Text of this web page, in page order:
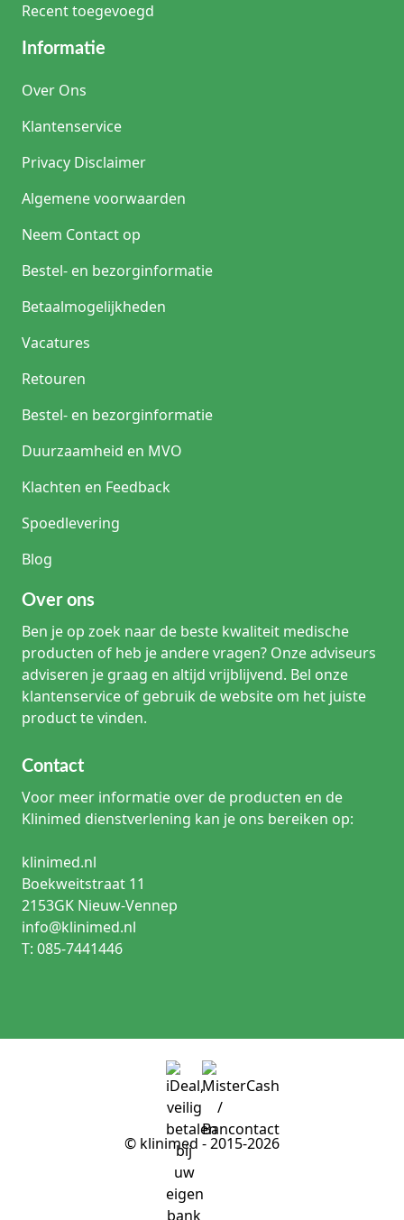
Recent toegevoegd
Informatie
Over Ons
Klantenservice
Privacy Disclaimer
Algemene voorwaarden
Neem Contact op
Bestel- en bezorginformatie
Betaalmogelijkheden
Vacatures
Retouren
Bestel- en bezorginformatie
Duurzaamheid en MVO
Klachten en Feedback
Spoedlevering
Blog
Over ons
Ben je op zoek naar de beste kwaliteit medische
producten of heb je andere vragen? Onze adviseurs
adviseren je graag en altijd vrijblijvend. Bel onze
klantenservice of gebruik de website om het juiste
product te vinden.
Contact
Voor meer informatie over de producten en de
Klinimed dienstverlening kan je ons bereiken op:
klinimed.nl
Boekweitstraat 11
2153GK Nieuw-Vennep
info@klinimed.nl
T: 085-7441446
© klinimed - 2015-2026